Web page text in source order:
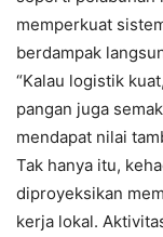
memperkuat
berdampak
“Kalau logistik
pangan juga
mendapat nilai
Tak hanya itu,
diproyeksikan
kerja lokal.